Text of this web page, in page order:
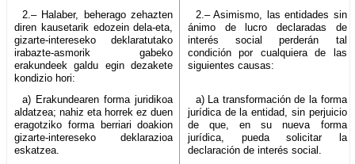
2.– Halaber, beherago zehazten
diren kausetarik edozein dela-eta,
gizarte-intereseko deklaratutako
irabazte-asmorik gabeko
erakundeek galdu egin dezakete
kondizio hori:
2.– Asimismo, las entidades sin
ánimo de lucro declaradas de
interés social perderán tal
condición por cualquiera de las
siguientes causas:
a) Erakundearen forma juridikoa
aldatzea; nahiz eta horrek ez duen
eragotziko forma berriari doakion
gizarte-intereseko deklarazioa
eskatzea.
a) La transformación de la forma
jurídica de la entidad, sin perjuicio
de que, en su nueva forma
jurídica, pueda solicitar la
declaración de interés social.